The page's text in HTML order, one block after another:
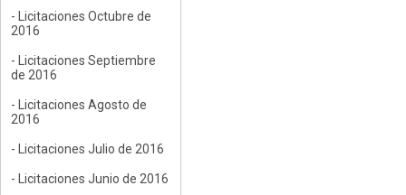
- Licitaciones Octubre de
2016
- Licitaciones Septiembre
de 2016
- Licitaciones Agosto de
2016
- Licitaciones Julio de 2016
- Licitaciones Junio de 2016